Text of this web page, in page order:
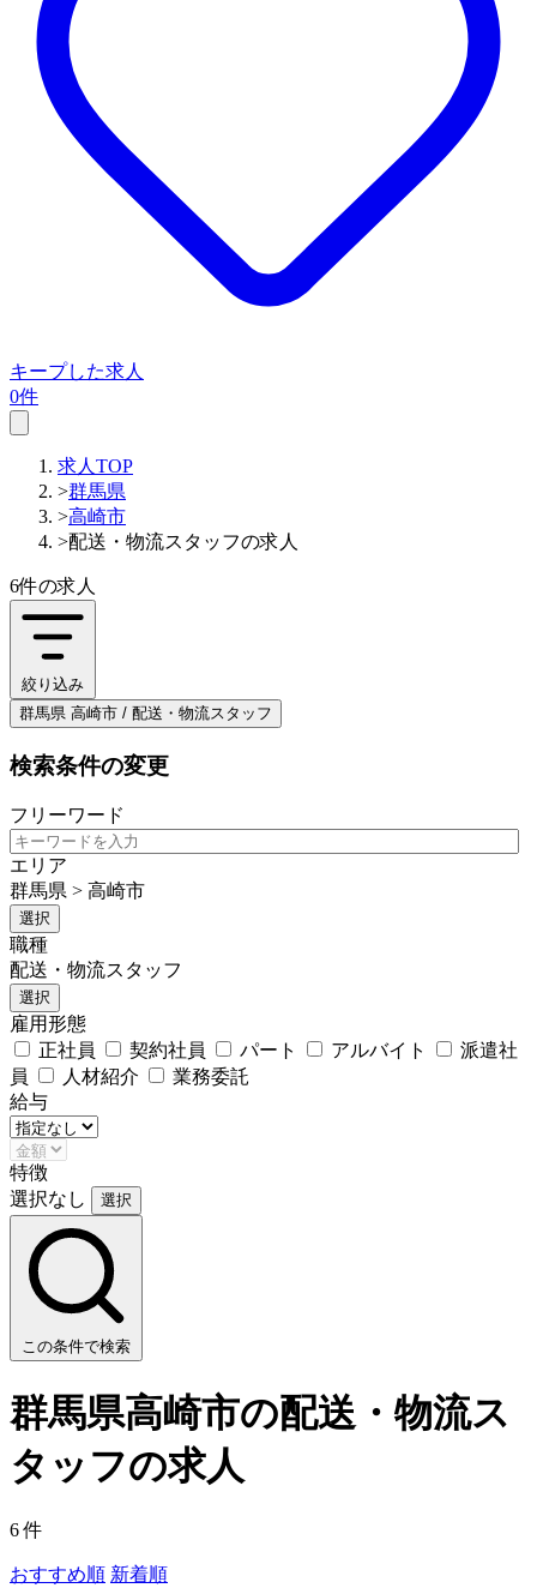
キープした求人
0件
求人TOP
>群馬県
>高崎市
>配送・物流スタッフの求人
6件の求人
絞り込み
群馬県 高崎市 / 配送・物流スタッフ
検索条件の変更
フリーワード
エリア
群馬県 > 高崎市
選択
職種
配送・物流スタッフ
選択
雇用形態
正社員
契約社員 パート アルバイト
派遣社
員
人材紹介
業務委託
給与
特徴
選択なし
選択
この条件で検索
群馬県高崎市の配送・物流ス
タッフの求人
6 件
おすすめ順 新着順